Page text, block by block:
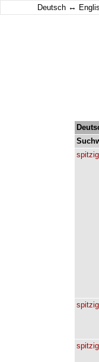
Deutsch ↔
spitzig
spitzig
spitzig